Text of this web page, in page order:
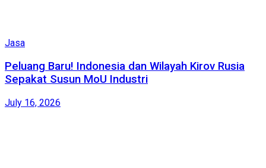
Jasa
Peluang Baru! Indonesia dan Wilayah Kirov Rusia
Sepakat Susun MoU Industri
July 16, 2026